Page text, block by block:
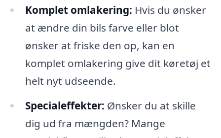
Komplet omlakering: Hvis du ønsker
at ændre din bils farve eller blot
ønsker at friske den op, kan en
komplet omlakering give dit køretøj et
helt nyt udseende.
Specialeffekter: Ønsker du at skille
dig ud fra mængden? Mange